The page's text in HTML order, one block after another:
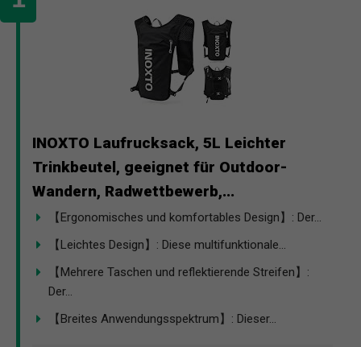
INOXTO Laufrucksack, 5L Leichter
Trinkbeutel, geeignet für Outdoor-
Wandern, Radwettbewerb,...
【Ergonomisches und komfortables Design】: Der...
【Leichtes Design】: Diese multifunktionale...
【Mehrere Taschen und reflektierende Streifen】:
Der...
【Breites Anwendungsspektrum】: Dieser...